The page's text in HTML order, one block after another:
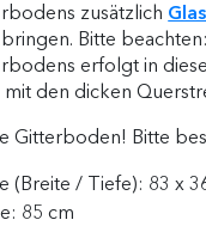
zusätzlich
Bitte
erfolgt in
mit den dicken
Gitterboden! Bitte
(Breite / Tiefe): 83 x
85 cm